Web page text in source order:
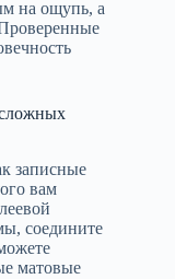
на ощупь, а
записные
вам
соедините
матовые